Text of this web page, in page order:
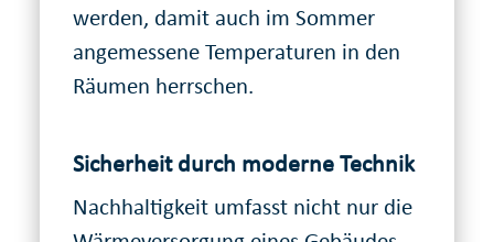
werden, damit auch im Sommer
angemessene Temperaturen in den
Räumen herrschen.
Sicherheit durch moderne Technik
Nachhaltigkeit umfasst nicht nur die